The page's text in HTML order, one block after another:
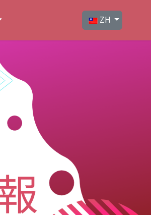
選擇你的語言
ZH